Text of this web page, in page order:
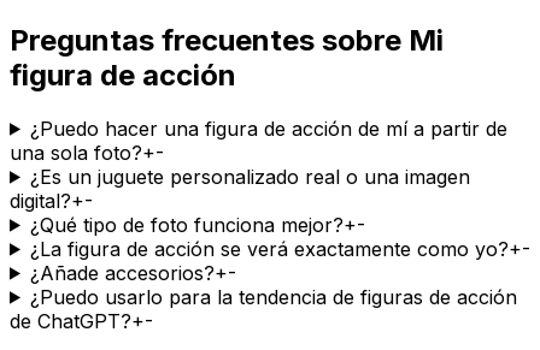
Preguntas frecuentes sobre Mi
figura de acción
¿Puedo hacer una figura de acción de mí a partir de
una sola foto?+-
¿Es un juguete personalizado real o una imagen
digital?+-
¿Qué tipo de foto funciona mejor?+-
¿La figura de acción se verá exactamente como yo?+-
¿Añade accesorios?+-
¿Puedo usarlo para la tendencia de figuras de acción
de ChatGPT?+-